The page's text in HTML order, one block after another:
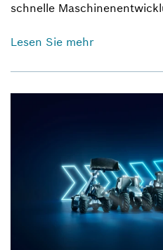
schnelle
Lesen Sie mehr